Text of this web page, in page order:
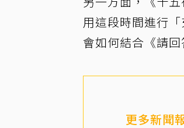
用這段時間進行
會如何結合《請
更多新聞